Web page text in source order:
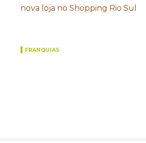
nova loja no Shopping Rio Sul
FRANQUIAS